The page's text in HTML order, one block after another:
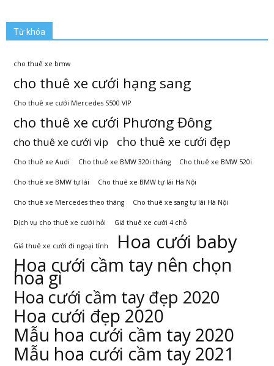
Từ khóa
cho thuê xe bmw
cho thuê xe cưới hạng sang
Cho thuê xe cưới Mercedes S500 VIP
cho thuê xe cưới Phương Đông
cho thuê xe cưới vip cho thuê xe cưới đẹp
Cho thuê xe Audi Cho thuê xe BMW 320i tháng Cho thuê xe BMW 520i
Cho thuê xe BMW tự lái Cho thuê xe BMW tự lái Hà Nội
Cho thuê xe Mercedes theo tháng Cho thuê xe sang tự lái Hà Nội
Dịch vụ cho thuê xe cưới hỏi Giá thuê xe cưới 4 chỗ
Giá thuê xe cưới đi ngoại tỉnh Hoa cưới baby
Hoa cưới cầm tay nên chọn
hoa gì
Hoa cưới cầm tay đẹp 2020
Hoa cưới đẹp 2020
Mẫu hoa cưới cầm tay 2020
Mẫu hoa cưới cầm tay 2021